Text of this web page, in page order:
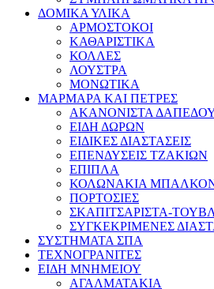
ΔΟΜΙΚΑ ΥΛΙΚΑ
ΑΡΜΟΣΤΟΚΟΙ
ΚΑΘΑΡΙΣΤΙΚΑ
ΚΟΛΛΕΣ
ΛΟΥΣΤΡΑ
ΜΟΝΩΤΙΚΑ
ΜΑΡΜΑΡΑ ΚΑΙ ΠΕΤΡΕΣ
ΑΚΑΝΟΝΙΣΤΑ
ΕΙΔΗ ΔΩΡΩΝ
ΕΙΔΙΚΕΣ ΔΙΑΣΤΑΣΕΙΣ
ΕΠΕΝΔΥΣΕΙΣ ΤΖΑΚΙΩΝ
ΕΠΙΠΛΑ
ΚΟΛΩΝΑΚΙΑ
ΠΟΡΤΟΣΙΕΣ
ΣΚΑΠΙΤΣΑΡΙΣΤΑ-
ΣΥΓΚΕΚΡΙΜΕΝΕΣ
ΣΥΣΤΗΜΑΤΑ ΣΠΑ
ΤΕΧΝΟΓΡΑΝΙΤΕΣ
ΕΙΔΗ ΜΝΗΜΕΙΟΥ
ΑΓΑΛΜΑΤΑΚΙΑ